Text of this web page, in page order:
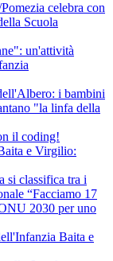
celebra con
Scuola
un'attività
i bambini
"la linfa della
il coding!
e Virgilio:
si classifica tra i
“Facciamo 17
2030 per uno
Baita e